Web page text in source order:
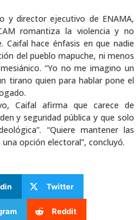
y director ejecutivo de ENAMA,
romantiza la violencia y no
Caifal hace énfasis en que nadie
del pueblo mapuche, ni menos
“Yo no me imagino un
tirano quien para hablar pone el
Caifal afirma que carece de
y seguridad pública y que solo
“Quiere mantener las
opción electoral”, concluyó.
Twitter
Reddit